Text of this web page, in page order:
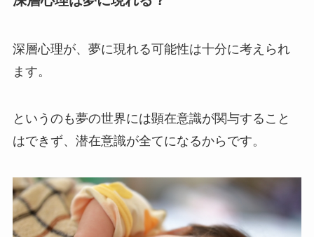
深層心理が、夢に現れる可能性は十分に考えられ
ます。
というのも夢の世界には顕在意識が関与すること
はできず、潜在意識が全てになるからです。